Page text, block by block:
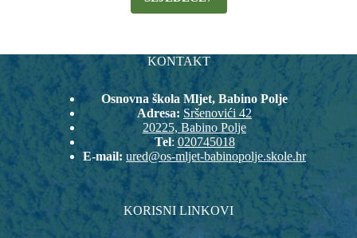
KONTAKT
Osnovna škola Mljet, Babino Polje
Adresa: Sršenovići 42
20225, Babino Polje
Tel: 020745018
E-mail: ured@os-mljet-babinopolje.skole.hr
KORISNI LINKOVI